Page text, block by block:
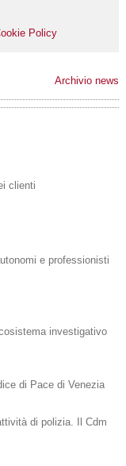
Policy
Archivio news
clienti
e professionisti
investigativo
di Pace di Venezia
di polizia. Il Cdm